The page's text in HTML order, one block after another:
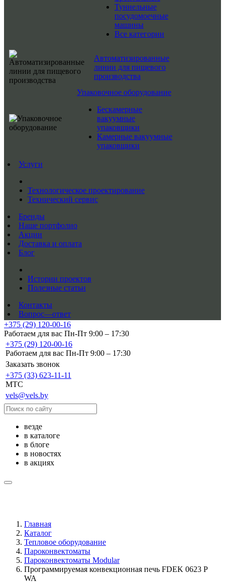
Туннельные
посудомоечные
машины
Все категории
Автоматизированные
линии для пищевого
производства
Упаковочное оборудование
Бескамерные
вакуумные
упаковщики
Камерные вакуумные
упаковщики
Услуги
Технологическое проектирование
Технический сервис
Бренды
Наше портфолио
Акции
Доставка и оплата
Блог
Истории проектов
Полезные статьи
Контакты
Вопрос—ответ
+375 (29) 120-00-16
Работаем для вас Пн-Пт 9:00 – 17:30
+375 (29) 120-00-16
Работаем для вас Пн-Пт 9:00 – 17:30
Заказать звонок
+375 (33) 623-11-11
MTC
vels@vels.by
везде
в каталоге
в блоге
в новостях
в акциях
Главная
Каталог
Тепловое оборудование
Пароконвектоматы
Пароконвектоматы Modular
Программируемая конвекционная печь FDEK 0623 P
WA